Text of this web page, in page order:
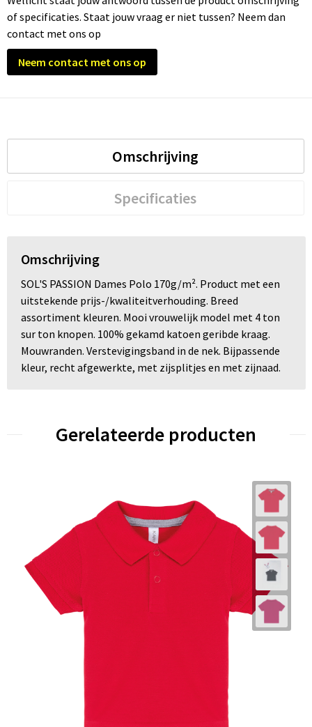
of specificaties. Staat jouw vraag er niet tussen? Neem dan
contact met ons op
Neem contact met ons op
Omschrijving
Specificaties
Omschrijving
SOL'S PASSION Dames Polo 170g/m². Product met een
uitstekende prijs-/kwaliteitverhouding. Breed
assortiment kleuren. Mooi vrouwelijk model met 4 ton
sur ton knopen. 100% gekamd katoen geribde kraag.
Mouwranden. Verstevigingsband in de nek. Bijpassende
kleur, recht afgewerkte, met zijsplitjes en met zijnaad.
Gerelateerde producten